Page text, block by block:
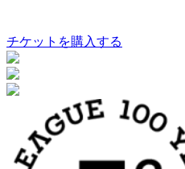
チケットを購入する